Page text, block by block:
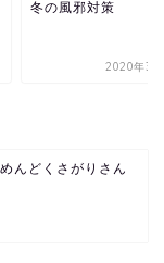
冬の風邪対策
2020年3
んどくさがりさん